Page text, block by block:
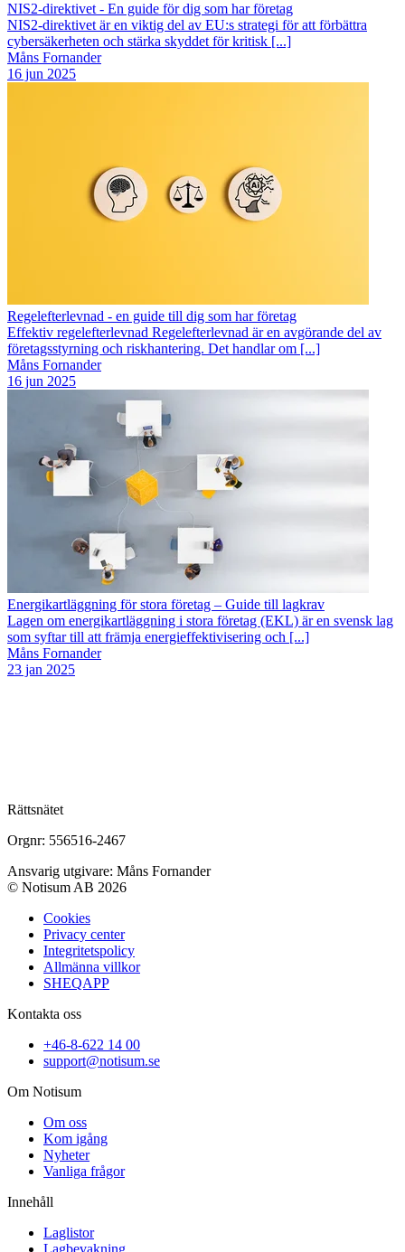
NIS2-direktivet - En guide för dig som har företag
NIS2-direktivet är en viktig del av EU:s strategi för att förbättra
cybersäkerheten och stärka skyddet för kritisk [...]
Måns Fornander
16 jun 2025
Regelefterlevnad - en guide till dig som har företag
Effektiv regelefterlevnad Regelefterlevnad är en avgörande del av
företagsstyrning och riskhantering. Det handlar om [...]
Måns Fornander
16 jun 2025
Energikartläggning för stora företag – Guide till lagkrav
Lagen om energikartläggning i stora företag (EKL) är en svensk lag
som syftar till att främja energieffektivisering och [...]
Måns Fornander
23 jan 2025
Rättsnätet
Orgnr: 556516-2467
Ansvarig utgivare: Måns Fornander
© Notisum AB 2026
Cookies
Privacy center
Integritetspolicy
Allmänna villkor
SHEQAPP
Kontakta oss
+46-8-622 14 00
support@notisum.se
Om Notisum
Om oss
Kom igång
Nyheter
Vanliga frågor
Innehåll
Laglistor